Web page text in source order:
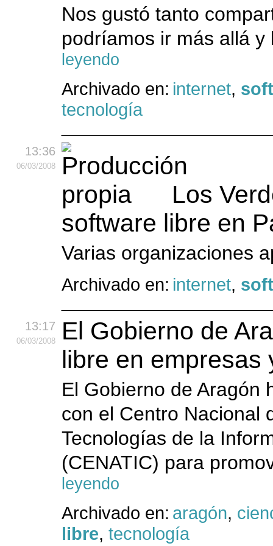
Nos gustó tanto
podríamos ir más allá
leyendo
Archivado en: internet,
tecnología
13:36
06/03/2008
Los
software libre en
Varias organizaciones
Archivado en: internet,
13:17
06/03/2008
El Gobierno de
libre en
El Gobierno de Aragón
con el Centro Nacional
Tecnologías de la
(CENATIC) para
leyendo
Archivado en: aragón,
libre, tecnología